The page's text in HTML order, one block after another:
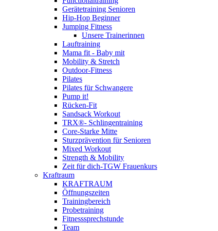
Gerätetraining Senioren
Hip-Hop Beginner
Jumping Fitness
Unsere Trainerinnen
Lauftraining
Mama fit - Baby mit
Mobility & Stretch
Outdoor-Fitness
Pilates
Pilates für Schwangere
Pump it!
Rücken-Fit
Sandsack Workout
TRX®- Schlingentraining
Core-Starke Mitte
Sturzprävention für Senioren
Mixed Workout
Strength & Mobility
Zeit für dich-TGW Frauenkurs
Kraftraum
KRAFTRAUM
Öffnungszeiten
Trainingbereich
Probetraining
Fitnesssprechstunde
Team